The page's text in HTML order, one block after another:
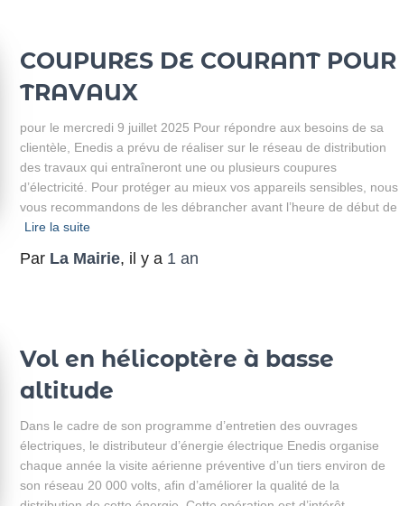
COUPURES DE COURANT POUR
TRAVAUX
pour le mercredi 9 juillet 2025 Pour répondre aux besoins de sa
clientèle, Enedis a prévu de réaliser sur le réseau de distribution
des travaux qui entraîneront une ou plusieurs coupures
d’électricité. Pour protéger au mieux vos appareils sensibles, nous
vous recommandons de les débrancher avant l’heure de début de
Lire la suite
Par La Mairie, il y a 1 an
Vol en hélicoptère à basse
altitude
Dans le cadre de son programme d’entretien des ouvrages
électriques, le distributeur d’énergie électrique Enedis organise
chaque année la visite aérienne préventive d’un tiers environ de
son réseau 20 000 volts, afin d’améliorer la qualité de la